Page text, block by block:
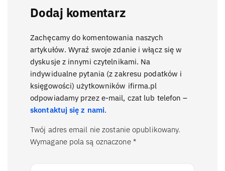
Dodaj komentarz
Zachęcamy do komentowania naszych
artykułów. Wyraź swoje zdanie i włącz się w
dyskusje z innymi czytelnikami. Na
indywidualne pytania (z zakresu podatków i
księgowości) użytkowników ifirma.pl
odpowiadamy przez e-mail, czat lub telefon –
skontaktuj się z nami.
Twój adres email nie zostanie opublikowany.
Wymagane pola są oznaczone *